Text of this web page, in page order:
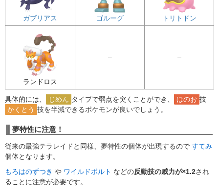
ガブリアス ゴルーグ トリトドン
ランドロス
– –
具体的には、 じめん タイプで弱点を突くことができ、 ほのお 技
かくとう 技を半減できるポケモンが良いでしょう。
夢特性に注意！
従来の最強テラレイドと同様、夢特性の個体が出現するので すてみ
個体となります。
もろはのずつき や ワイルドボルト などの反動技の威力が×1.2され
ることに注意が必要です。